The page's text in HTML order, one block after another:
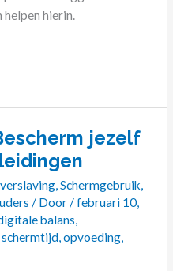
helpen hierin.
jezelf
,Schermgebruik,
/ Door/februari 10,
balans,
,opvoeding,